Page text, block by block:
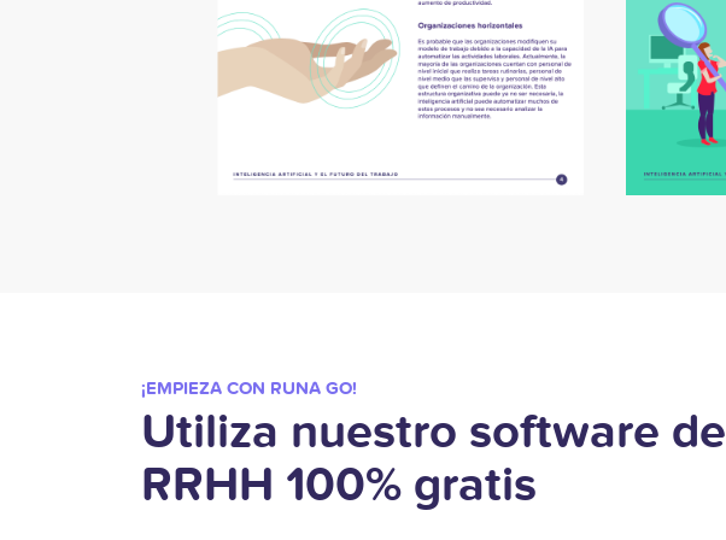
¡EMPIEZA CON RUNA GO!
Utiliza nuestro software de
RRHH 100% gratis